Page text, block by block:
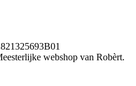
webshop van Robèrt.